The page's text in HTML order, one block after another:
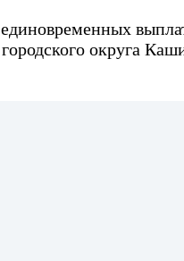
округа